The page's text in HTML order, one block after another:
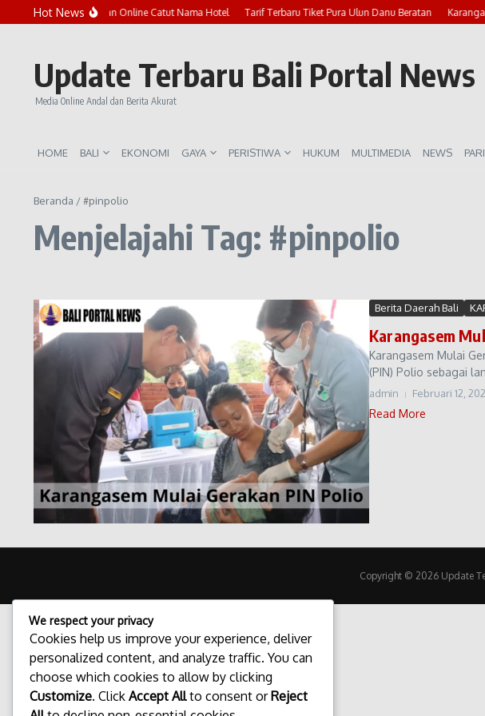
Lewati ke konten
Hot News
Marak Penipuan Online Catut Nama Hotel Tarif Terbaru Tiket Pura Ulun Danu Beratan
Update Terbaru Bali Portal News
Media Online Andal dan Berita Akurat
HOME BALI EKONOMI GAYA PERISTIWA HUKUM MULTIMEDIA NEWS
Beranda /#pinpolio
Menjelajahi Tag: #pinpolio
Berita Daerah Bali
Karangasem
Karangasem Mulai
(PIN) Polio sebagai
admin Februari 12,
Read More
Copyright © 2026 Update
We respect your privacy
Cookies help us improve your experience, deliver
personalized content, and analyze traffic. You can
choose which cookies to allow by clicking
Customize. Click Accept Allto consent orReject